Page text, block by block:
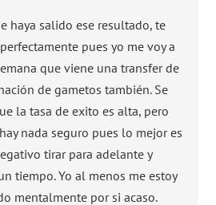
haya salido ese resultado, te
pues yo me voy a
que viene una transfer de
de gametos también. Se
la tasa de exito es alta, pero
nada seguro pues lo mejor es
tirar para adelante y
tiempo. Yo al menos me estoy
mentalmente por si acaso.